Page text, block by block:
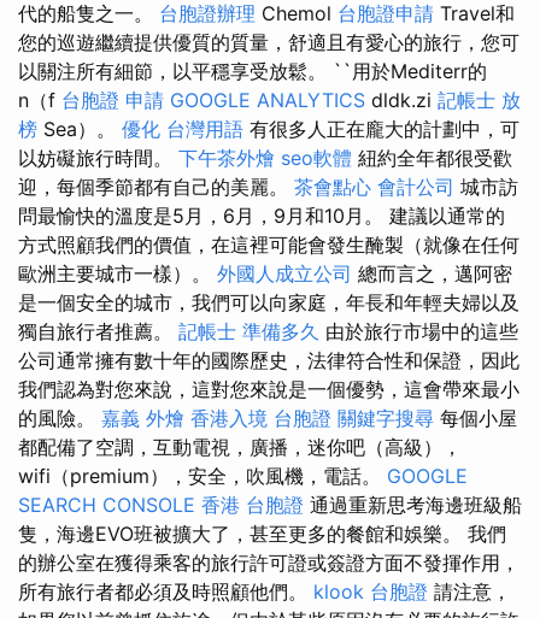
代的船隻之一。 台胞證辦理 Chemol 台胞證申請 Travel和
您的巡遊繼續提供優質的質量，舒適且有愛心的旅行，您可
以關注所有細節，以平穩享受放鬆。 ``用於Mediterr的
n（f 台胞證 申請 GOOGLE ANALYTICS dldk.zi 記帳士 放
榜 Sea）。 優化 台灣用語 有很多人正在龐大的計劃中，可
以妨礙旅行時間。 下午茶外燴 seo軟體 紐約全年都很受歡
迎，每個季節都有自己的美麗。 茶會點心 會計公司 城市訪
問最愉快的溫度是5月，6月，9月和10月。 建議以通常的
方式照顧我們的價值，在這裡可能會發生醃製（就像在任何
歐洲主要城市一樣）。 外國人成立公司 總而言之，邁阿密
是一個安全的城市，我們可以向家庭，年長和年輕夫婦以及
獨自旅行者推薦。 記帳士 準備多久 由於旅行市場中的這些
公司通常擁有數十年的國際歷史，法律符合性和保證，因此
我們認為對您來說，這對您來說是一個優勢，這會帶來最小
的風險。 嘉義 外燴 香港入境 台胞證 關鍵字搜尋 每個小屋
都配備了空調，互動電視，廣播，迷你吧（高級），
wifi（premium），安全，吹風機，電話。 GOOGLE
SEARCH CONSOLE 香港 台胞證 通過重新思考海邊班級船
隻，海邊EVO班被擴大了，甚至更多的餐館和娛樂。 我們
的辦公室在獲得乘客的旅行許可證或簽證方面不發揮作用，
所有旅行者都必須及時照顧他們。 klook 台胞證 請注意，